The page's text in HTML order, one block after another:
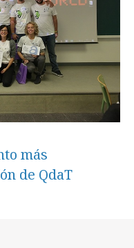
más
de QdaT